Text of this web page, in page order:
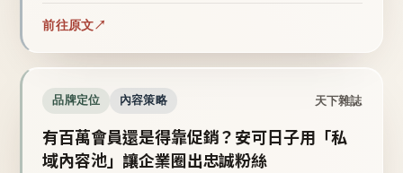
前往原文
品牌定位 內容策略 天下雜誌
有百萬會員還是得靠促銷？安可日子用「私
域內容池」讓企業圈出忠誠粉絲